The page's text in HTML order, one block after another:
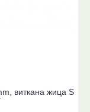
виткана жица S